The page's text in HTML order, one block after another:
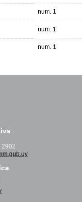
num. 1
num. 1
num. 1
2902